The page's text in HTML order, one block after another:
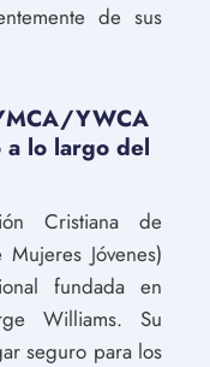
de sus
YWCA
a lo largo del
Cristiana de
Jóvenes)
fundada en
Williams. Su
seguro para los